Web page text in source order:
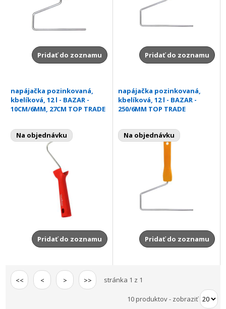
Pridať do zoznamu Pridať do zoznamu
napájačka pozinkovaná,
kbelíková, 12 l - BAZAR -
10CM/6MM, 27CM TOP TRADE
Na objednávku
Pridať do zoznamu
napájačka pozinkovaná,
kbelíková, 12 l - BAZAR -
250/6MM TOP TRADE
Na objednávku
Pridať do zoznamu
<< < > >> stránka 1 z 1
10 produktov- zobraziť